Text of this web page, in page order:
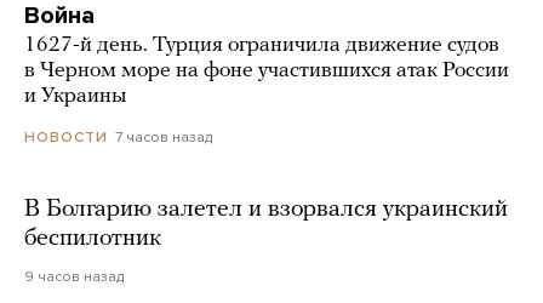
Война
1627-й день. Турция ограничила движение судов
в Черном море на фоне участившихся атак России
и Украины
НОВОСТИ 7 часов назад
В Болгарию залетел и взорвался украинский
беспилотник
9 часов назад